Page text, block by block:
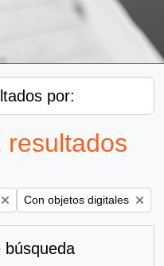
por:
resultados
filter:Remove filter:
Con objetos digitales
búsqueda